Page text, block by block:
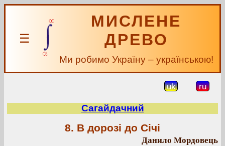
☰
МИСЛЕНЕ
ДРЕВО
Ми робимо Україну – українською!
uk ru
Сагайдачний
8. В дорозі до Січі
Данило Мордовець